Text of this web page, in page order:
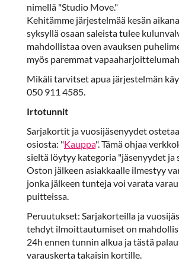
nimellä "Studio Move."
Kehitämme järjestelmää kesän
syksyllä osaan saleista tulee
mahdollistaa oven avauksen
myös paremmat
Mikäli tarvitset apua järjestelmän
050 911 4585.
Irtotunnit
Sarjakortit ja vuosijäsenyydet
osiosta: "Kauppa". Tämä ohjaa
sieltä löytyy kategoria "jäsenyydet ja
Oston jälkeen asiakkaalle ilmestyy
jonka jälkeen tunteja voi varata
puitteissa.
Peruutukset: Sarjakorteilla ja
tehdyt ilmoittautumiset on
24h ennen tunnin alkua ja tästä
varauskerta takaisin kortille.